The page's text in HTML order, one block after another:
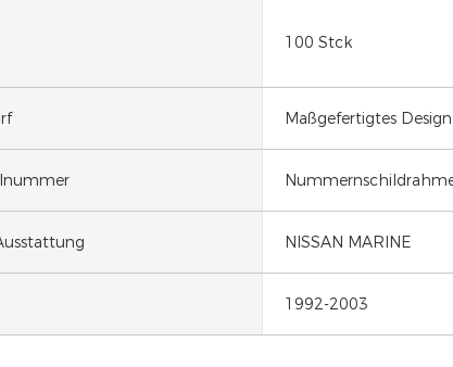
100 Stck
Maßgefertigtes Design
NISSAN MARINE
1992-2003